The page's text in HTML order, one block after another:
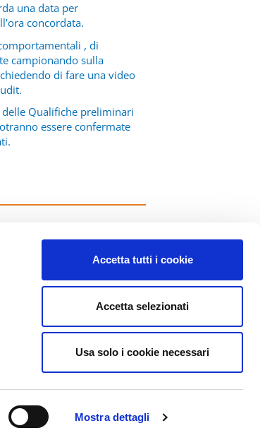
Mostra dettagli
Accetta tutti i cookie
Accetta selezionati
Usa solo i cookie necessari
una data per
concordata.
, di
campionando sulla
di fare una video
delle Qualifiche preliminari
essere confermate
Privacy Policy